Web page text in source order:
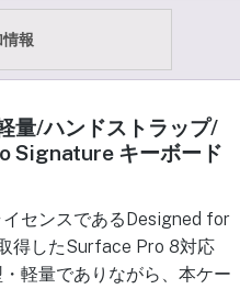
報
量/ハンドストラップ/
Signature キーボード
センスであるDesigned for
得したSurface Pro 8対応
軽量でありながら、本ケー